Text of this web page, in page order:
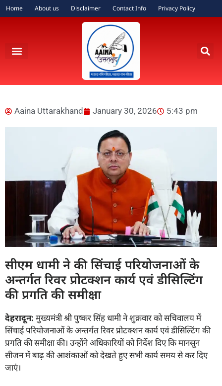
Home About us Disclaimer Contact Info Privacy Policy
Aaina Uttarakhand January 30, 2026 5:43 pm
सीएम धामी ने की सिंचाई परियोजनाओं के
अन्तर्गत रिवर प्रोटक्शन कार्य एवं डीसिल्टिंग
की प्रगति की समीक्षा
देहरादून: मुख्यमंत्री श्री पुष्कर सिंह धामी ने शुक्रवार को सचिवालय में
सिंचाई परियोजनाओं के अन्तर्गत रिवर प्रोटक्शन कार्य एवं डीसिल्टिंग की
प्रगति की समीक्षा की। उन्होंने अधिकारियों को निर्देश दिए कि मानसून
सीजन में बाढ़ की आशंकाओं को देखते हुए सभी कार्य समय से कर दिए
जाएं।